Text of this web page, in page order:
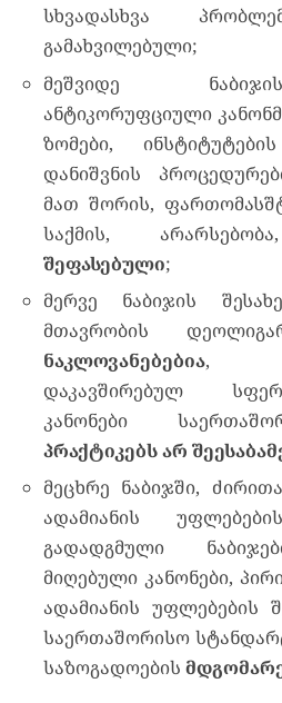
სხვადასხვა
გამახვილებული;
მეშვიდე
ანტიკორუფციული
ზომები,
დანიშვნის
მათ შორის,
საქმის,
შეფასებული;
მერვე ნაბიჯის
მთავრობის
ნაკლოვანებებია,
დაკავშირებულ
კანონები
პრაქტიკებს არ
მეცხრე ნაბიჯში,
ადამიანის
გადადგმული
მიღებული კანონები,
ადამიანის უფლებების
საერთაშორისო
საზოგადოების